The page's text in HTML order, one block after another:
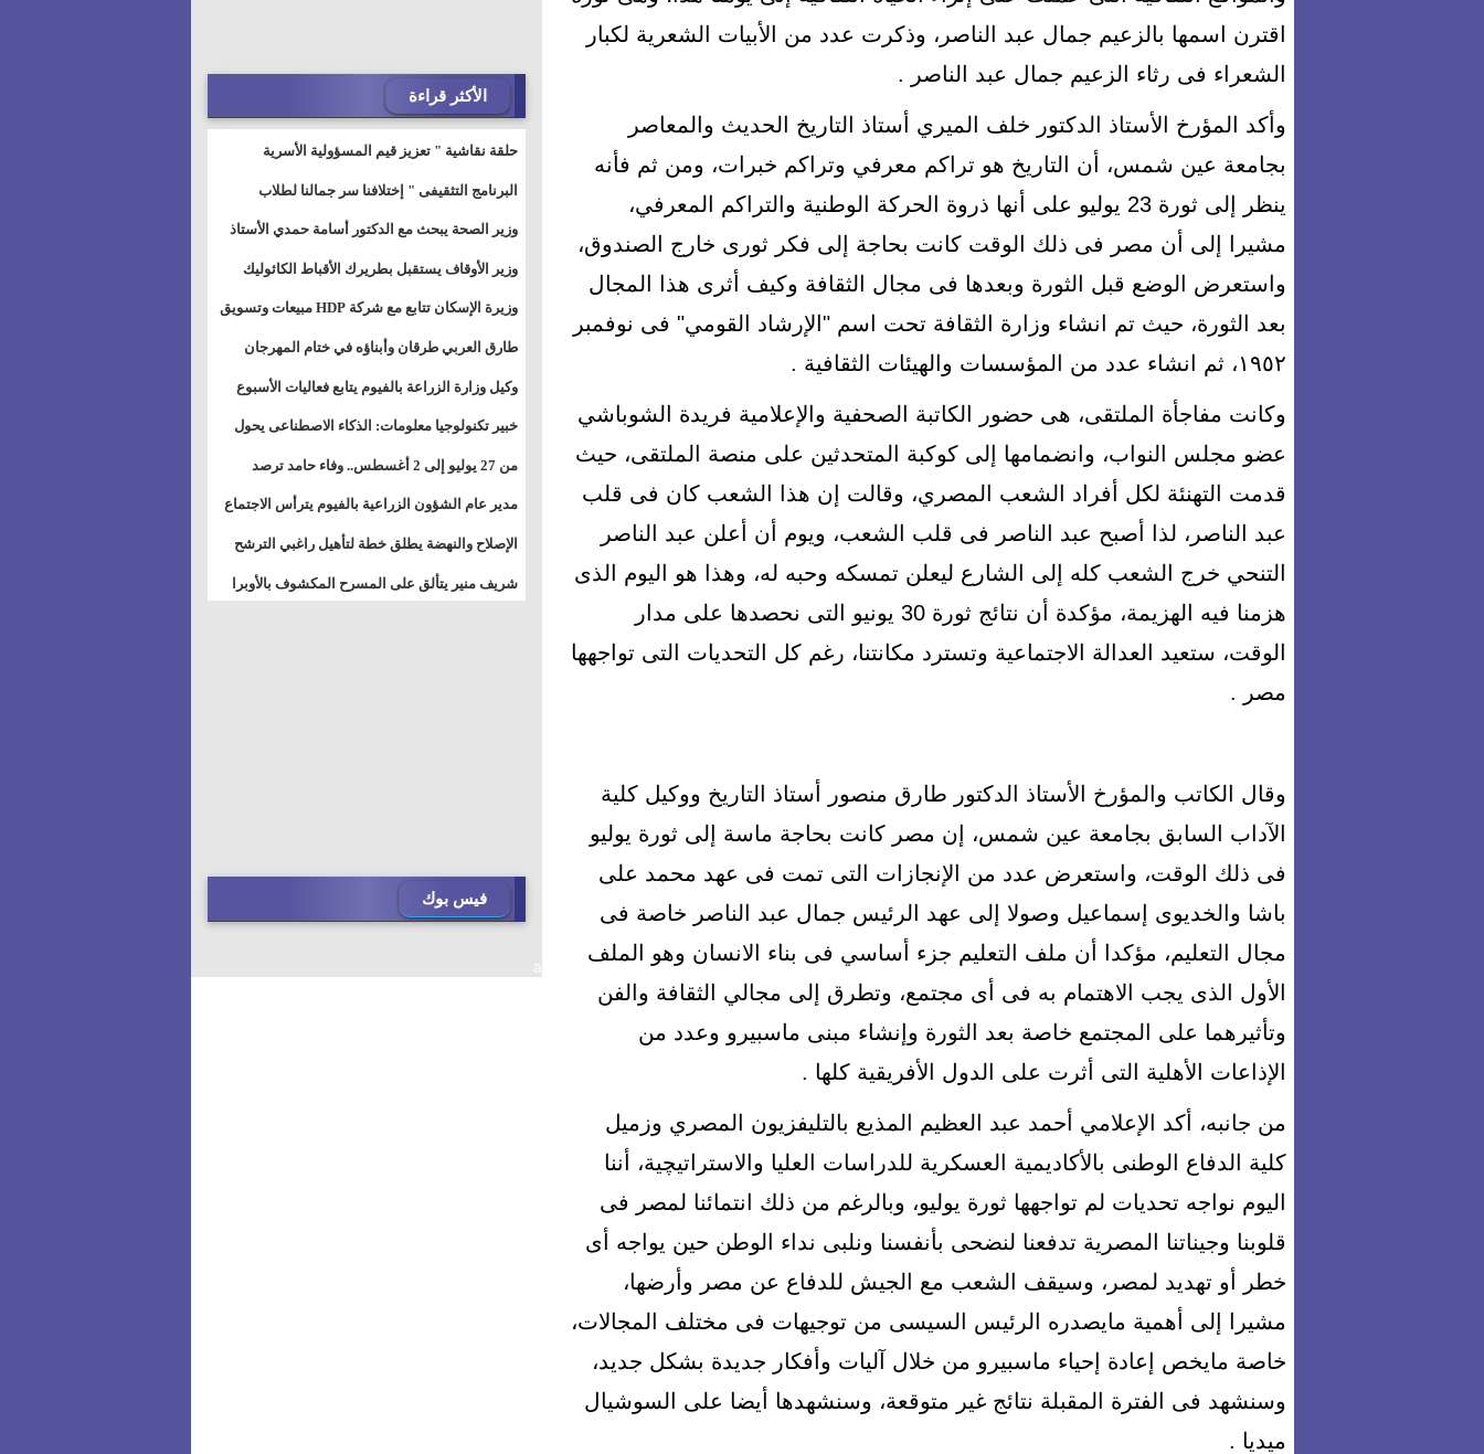
اقترن اسمها بالزعيم جمال عبد الناصر، وذكرت عدد من الأبيات الشعرية لكبار
الشعراء فى رثاء الزعيم جمال عبد الناصر .
وأكد المؤرخ الأستاذ الدكتور خلف الميري أستاذ التاريخ الحديث والمعاصر
بجامعة عين شمس، أن التاريخ هو تراكم معرفي وتراكم خبرات، ومن ثم فأنه
ينظر إلى ثورة 23 يوليو على أنها ذروة الحركة الوطنية والتراكم المعرفي،
مشيرا إلى أن مصر فى ذلك الوقت كانت بحاجة إلى فكر ثورى خارج الصندوق،
واستعرض الوضع قبل الثورة وبعدها فى مجال الثقافة وكيف أثرى هذا المجال
بعد الثورة، حيث تم انشاء وزارة الثقافة تحت اسم "الإرشاد القومي" فى نوفمبر
١٩٥٢، ثم انشاء عدد من المؤسسات والهيئات الثقافية .
وكانت مفاجأة الملتقى، هى حضور الكاتبة الصحفية والإعلامية فريدة الشوباشي
عضو مجلس النواب، وانضمامها إلى كوكبة المتحدثين على منصة الملتقى، حيث
قدمت التهنئة لكل أفراد الشعب المصري، وقالت إن هذا الشعب كان فى قلب
عبد الناصر، لذا أصبح عبد الناصر فى قلب الشعب، ويوم أن أعلن عبد الناصر
التنحي خرج الشعب كله إلى الشارع ليعلن تمسكه وحبه له، وهذا هو اليوم الذى
هزمنا فيه الهزيمة، مؤكدة أن نتائج ثورة 30 يونيو التى نحصدها على مدار
الوقت، ستعيد العدالة الاجتماعية وتسترد مكانتنا، رغم كل التحديات التى تواجهها
مصر .
وقال الكاتب والمؤرخ الأستاذ الدكتور طارق منصور أستاذ التاريخ ووكيل كلية
الآداب السابق بجامعة عين شمس، إن مصر كانت بحاجة ماسة إلى ثورة يوليو
فى ذلك الوقت، واستعرض عدد من الإنجازات التى تمت فى عهد محمد على
باشا والخديوى إسماعيل وصولا إلى عهد الرئيس جمال عبد الناصر خاصة فى
مجال التعليم، مؤكدا أن ملف التعليم جزء أساسي فى بناء الانسان وهو الملف
الأول الذى يجب الاهتمام به فى أى مجتمع، وتطرق إلى مجالي الثقافة والفن
وتأثيرهما على المجتمع خاصة بعد الثورة وإنشاء مبنى ماسبيرو وعدد من
الإذاعات الأهلية التى أثرت على الدول الأفريقية كلها .
من جانبه، أكد الإعلامي أحمد عبد العظيم المذيع بالتليفزيون المصري وزميل
كلية الدفاع الوطنى بالأكاديمية العسكرية للدراسات العليا والاستراتيچية، أننا
اليوم نواجه تحديات لم تواجهها ثورة يوليو، وبالرغم من ذلك انتمائنا لمصر فى
قلوبنا وجيناتنا المصرية تدفعنا لنضحى بأنفسنا ونلبى نداء الوطن حين يواجه أى
خطر أو تهديد لمصر، وسيقف الشعب مع الجيش للدفاع عن مصر وأرضها،
مشيرا إلى أهمية مايصدره الرئيس السيسى من توجيهات فى مختلف المجالات،
خاصة مايخص إعادة إحياء ماسبيرو من خلال آليات وأفكار جديدة بشكل جديد،
وسنشهد فى الفترة المقبلة نتائج غير متوقعة، وسنشهدها أيضا على السوشيال
ميديا .
الأكثر قراءة
حلقة نقاشية " تعزيز قيم المسؤولية الأسرية
البرنامج التثقيفى " إختلافنا سر جمالنا لطلاب
وطالبات ذوى الهمهم" بمدارس التربية الخاصة
وزير الصحة يبحث مع الدكتور أسامة حمدي الأستاذ
بجامعة هارفارد توسيع برامج التوعية بمرض السكري
وزير الأوقاف يستقبل بطريرك الأقباط الكاثوليك
وزيرة الإسكان تتابع مع شركة HDP مبيعات وتسويق
مشروعات المدن الجديدة
طارق العربي طرقان وأبناؤه في ختام المهرجان
الصيفي للموسيقى والغناء بالمسرح المكشوف
وكيل وزارة الزراعة بالفيوم يتابع فعاليات الأسبوع
خبير تكنولوجيا معلومات: الذكاء الاصطناعى يحول
المستخدم إلى سلعة فى اقتصاد الانتباه
من 27 يوليو إلى 2 أغسطس.. وفاء حامد ترصد
تأثيرات أقوى الاتصالات الفلكية على الأبراج
مدير عام الشؤون الزراعية بالفيوم يترأس الاجتماع
الدوري لمتابعة الحصر الحيازي الجديدة
الإصلاح والنهضة يطلق خطة لتأهيل راغبي الترشح
للمجالس الشعبية المحلية ويستعرض خطط أماناته
بالمحافظات
شريف منير يتألق على المسرح المكشوف بالأوبرا
فيس بوك
a